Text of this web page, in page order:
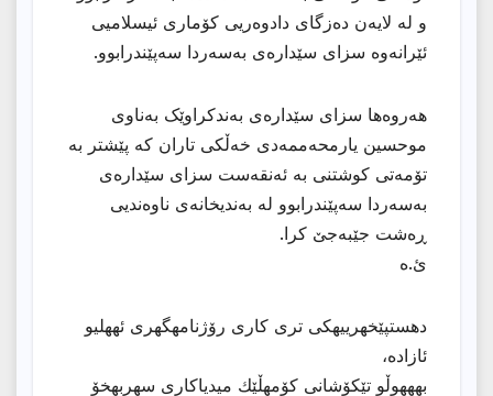
و لە لایەن دەزگای دادوەریی کۆماری ئیسلامیی
ئێرانەوە سزای سێدارەی بەسەردا سەپێندرابوو.
هەروەها سزای سێدارەی بەندکراوێک بەناوی
موحسین یارمحەممەدی خەڵکی تاران کە پێشتر بە
تۆمەتی کوشتنی بە ئەنقەست سزای سێدارەی
بەسەردا سەپێندرابوو لە بەندیخانەی ناوەندیی
ڕەشت جێبەجێ کرا.
ئ.ه
دهستپێخهرییهكی تری كاری رۆژنامهگهری ئههلیو
ئازاده،
بهههوڵو تێكۆشانی كۆمهڵێك میدیاكاری سهربهخۆ